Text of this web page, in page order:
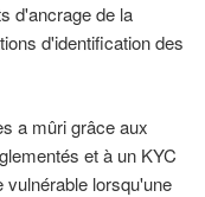
d'ancrage de la
d'identification des
a mûri grâce aux
et à un KYC
lorsqu'une